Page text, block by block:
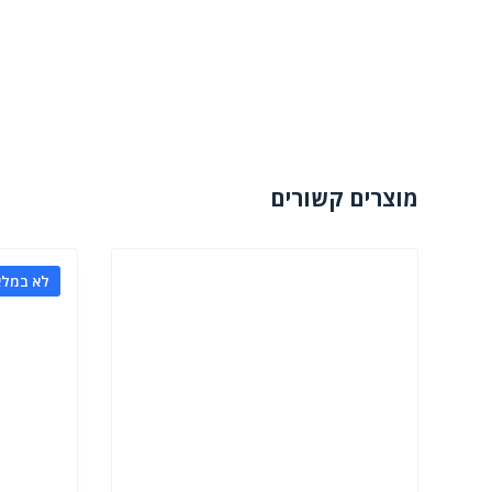
מוצרים קשורים
לא